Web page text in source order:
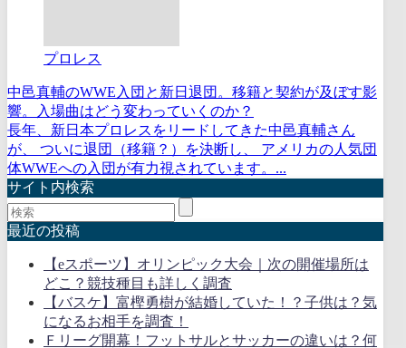
プロレス
中邑真輔のWWE入団と新日退団。移籍と契約が及ぼす影
響。入場曲はどう変わっていくのか？
長年、新日本プロレスをリードしてきた中邑真輔さん
が、 ついに退団（移籍？）を決断し、 アメリカの人気団
体WWEへの入団が有力視されています。...
サイト内検索
最近の投稿
【eスポーツ】オリンピック大会｜次の開催場所は
どこ？競技種目も詳しく調査
【バスケ】富樫勇樹が結婚していた！？子供は？気
になるお相手を調査！
Ｆリーグ開幕！フットサルとサッカーの違いは？何